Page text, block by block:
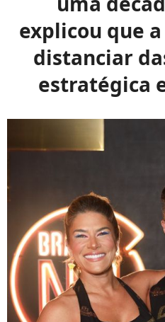
explicou que
distanciar
estratégica